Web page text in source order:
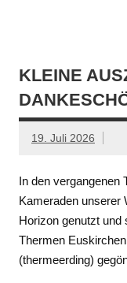
KLEINE
19. Juli 2026
In den vergangenen
Kameraden unserer
Horizon genutzt und
Thermen
(thermeerding)